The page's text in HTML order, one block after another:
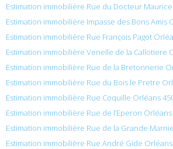
Estimation immobilière Rue du Docteur
Estimation immobilière Impasse des Bons Amis
Estimation immobilière Rue François Pagot
Estimation immobilière Venelle de la Callotiere
Estimation immobilière Rue de la Bretonnerie
Estimation immobilière Rue du Bois le Pretre
Estimation immobilière Rue Coquille Orléans
Estimation immobilière Rue de l’Eperon Orléans
Estimation immobilière Rue de la Grande
Estimation immobilière Rue André Gide